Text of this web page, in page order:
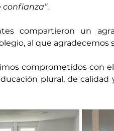
confianza”.
compartieron un
al que agradecemos
comprometidos con
plural, de calidad